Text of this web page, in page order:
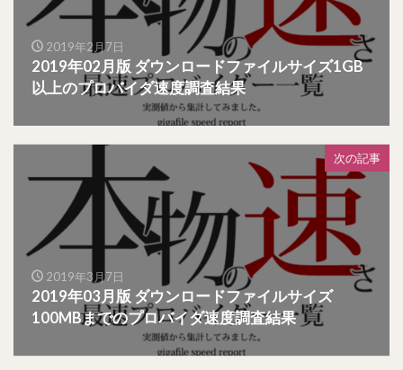
2019年2月7日
2019年02月版 ダウンロードファイルサイズ1GB
以上のプロバイダ速度調査結果
次の記事
2019年3月7日
2019年03月版 ダウンロードファイルサイズ
100MBまでのプロバイダ速度調査結果